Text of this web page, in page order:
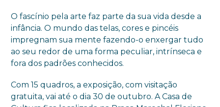
O fascínio pela arte faz parte da sua vida desde a
infância. O mundo das telas, cores e pincéis
impregnam sua mente fazendo-o enxergar tudo
ao seu redor de uma forma peculiar, intrínseca e
fora dos padrões conhecidos.
Com 15 quadros, a exposição, com visitação
gratuita, vai até o dia 30 de outubro. A Casa de